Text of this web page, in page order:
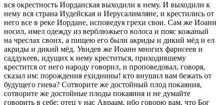
вся окрестность Иорданская выходили к нему. И выходили к
нему вся страна Иудейская и Иерусалимляне, и крестились от
него все в реке Иордане, исповедуя грехи свои. Сам же Иоанн
носил, имел одежду из верблюжьего волоса и пояс кожаный
на чреслах своих, а пищею его были акриды и дикий мёд и ел
акриды и дикий мёд. Увидев же Иоанн многих фарисеев и
саддукеев, идущих к нему креститься, приходившему
крестится от него народу говорил, и проповедовал, говоря,
сказал им: порождения ехиднины! кто внушил вам бежать от
будущего гнева? Сотворите же достойный плод покаяния,
сотворите же достойные плоды покаяния и не думайте
говорить в себе: отец у нас Авраам, ибо говорю вам, что Бог